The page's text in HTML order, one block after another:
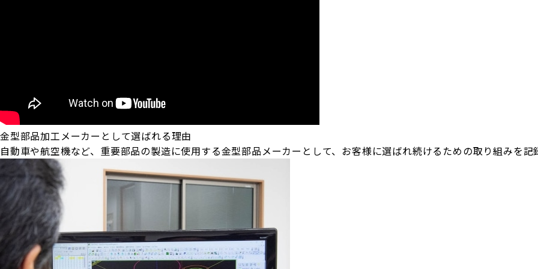
金型部品加工メーカーとして選ばれる理由
自動車や航空機など、重要部品の製造に使用する金型部品メーカーとして、お客様に選ばれ続けるための取り組みを記